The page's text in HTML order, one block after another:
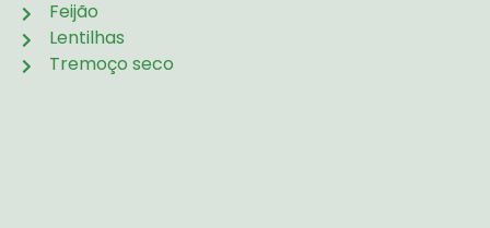
Feijão
Lentilhas
Tremoço seco